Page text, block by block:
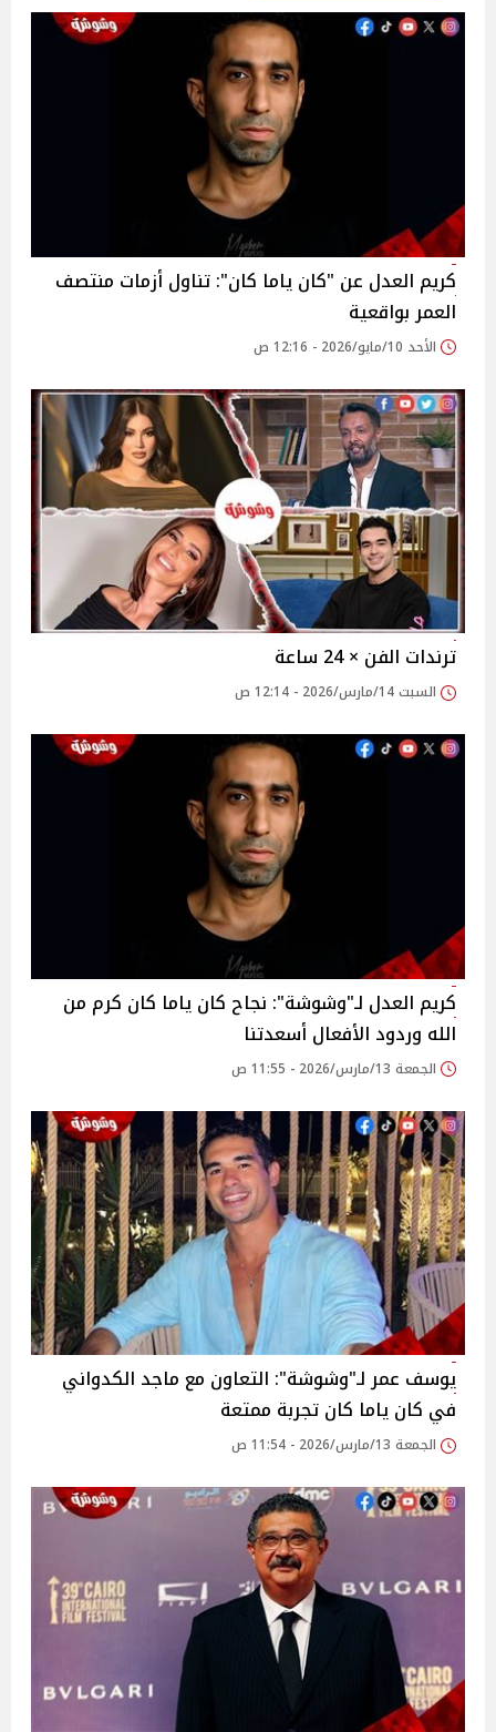
كريم العدل عن "كان ياما كان": تناول أزمات منتصف
العمر بواقعية
الأحد 10/مايو/2026 - 12:16 ص
ترندات الفن × 24 ساعة
السبت 14/مارس/2026 - 12:14 ص
كريم العدل لـ"وشوشة": نجاح كان ياما كان كرم من
الله وردود الأفعال أسعدتنا
الجمعة 13/مارس/2026 - 11:55 ص
يوسف عمر لـ"وشوشة": التعاون مع ماجد الكدواني
في كان ياما كان تجربة ممتعة
الجمعة 13/مارس/2026 - 11:54 ص